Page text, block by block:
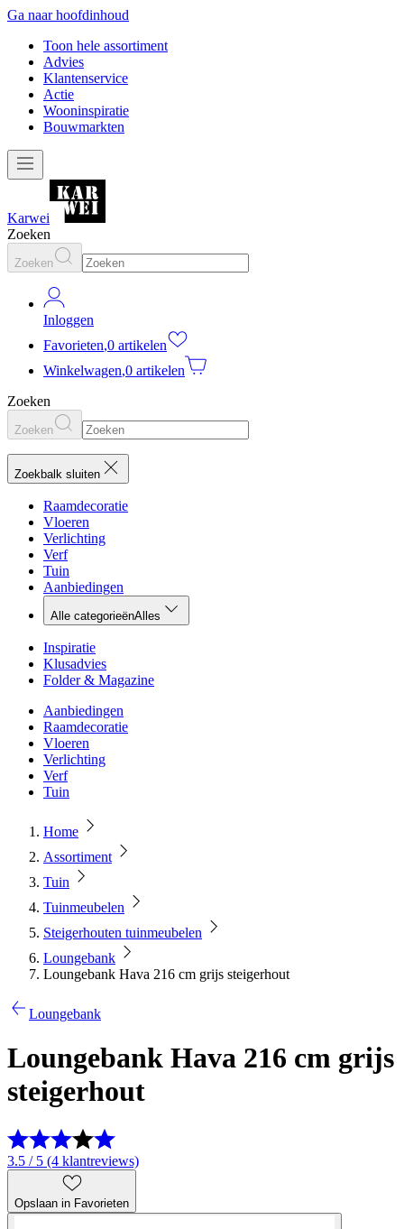
Ga naar hoofdinhoud
Toon hele assortiment
Advies
Klantenservice
Actie
Wooninspiratie
Bouwmarkten
Karwei
Zoeken
Zoeken
Inloggen
Favorieten,0 artikelen
Winkelwagen,0 artikelen
Zoeken
Zoeken
Zoekbalk sluiten
Raamdecoratie
Vloeren
Verlichting
Verf
Tuin
Aanbiedingen
Alle categorieënAlles
Inspiratie
Klusadvies
Folder & Magazine
Aanbiedingen
Raamdecoratie
Vloeren
Verlichting
Verf
Tuin
Home
Assortiment
Tuin
Tuinmeubelen
Steigerhouten tuinmeubelen
Loungebank
Loungebank Hava 216 cm grijs steigerhout
Loungebank
Loungebank Hava 216 cm grijs
steigerhout
3.5 / 5 (4 klantreviews)
Opslaan in Favorieten